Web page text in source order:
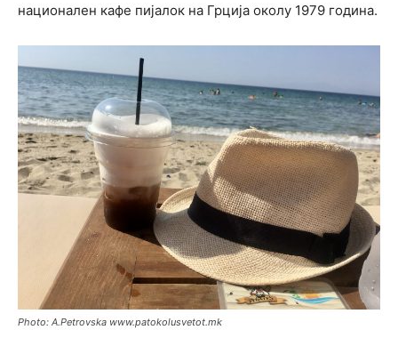
национален кафе пијалок на Грција околу 1979 година.
Photo: A.Petrovska www.patokolusvetot.mk